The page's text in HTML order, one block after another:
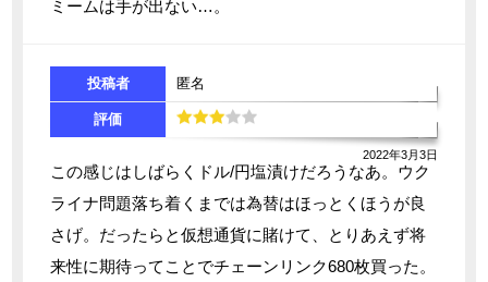
ミームは手が出ない…。
投稿者 匿名
評価
2022年3月3日
この感じはしばらくドル/円塩漬けだろうなあ。ウク
ライナ問題落ち着くまでは為替はほっとくほうが良
さげ。だったらと仮想通貨に賭けて、とりあえず将
来性に期待ってことでチェーンリンク680枚買った。